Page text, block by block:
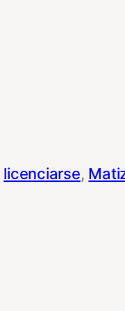
licenciarse,